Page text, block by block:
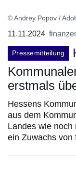
© Andrey Popov /
11.11.2024
Pressemitteilung
erstmals
Hessens
aus dem
Landes wie
ein Zuwachs von